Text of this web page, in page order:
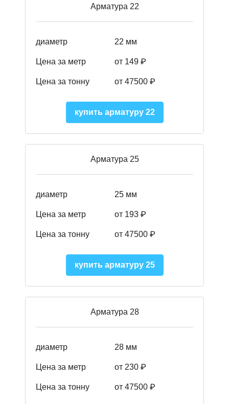
Арматура 22
диаметр 22 мм
Цена за метр от 149 ₽
Цена за тонну от 47500 ₽
купить арматуру 22
Арматура 25
диаметр 25 мм
Цена за метр от 193 ₽
Цена за тонну от 47500 ₽
купить арматуру 25
Арматура 28
диаметр 28 мм
Цена за метр от 230 ₽
Цена за тонну от 47500 ₽